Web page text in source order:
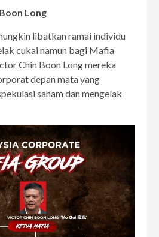
Long
libatkan ramai individu
cukai namun bagi Mafia
Chin Boon Long mereka
depan mata yang
saham dan mengelak